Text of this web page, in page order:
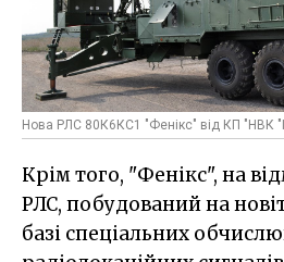
Нова РЛС 80К6КС1 "Фенікс" від КП "НВК
Крім того, "Фенікс", на
РЛС, побудований на
базі спеціальних